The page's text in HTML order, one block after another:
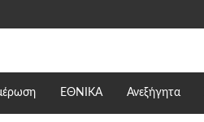
ΕΘΝΙΚΆ Ανεξήγητα